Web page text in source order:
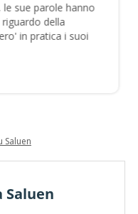
sue parole hanno
della
in pratica i suoi
Saluen
Saluen